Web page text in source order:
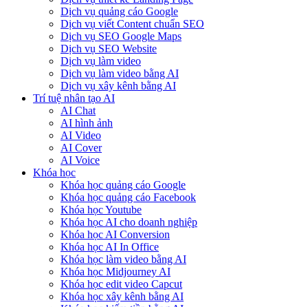
Dịch vụ quảng cáo Google
Dịch vụ viết Content chuẩn SEO
Dịch vụ SEO Google Maps
Dịch vụ SEO Website
Dịch vụ làm video
Dịch vụ làm video bằng AI
Dịch vụ xây kênh bằng AI
Trí tuệ nhân tạo AI
AI Chat
AI hình ảnh
AI Video
AI Cover
AI Voice
Khóa học
Khóa học quảng cáo Google
Khóa học quảng cáo Facebook
Khóa học Youtube
Khóa học AI cho doanh nghiệp
Khóa học AI Conversion
Khóa học AI In Office
Khóa học làm video bằng AI
Khóa học Midjourney AI
Khóa học edit video Capcut
Khóa học xây kênh bằng AI